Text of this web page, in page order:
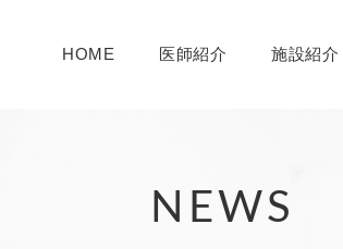
HOME 医師紹介 施設紹介
NEWS